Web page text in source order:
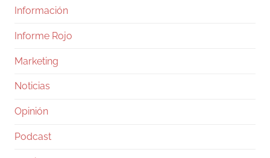
Información
Informe Rojo
Marketing
Noticias
Opinión
Podcast